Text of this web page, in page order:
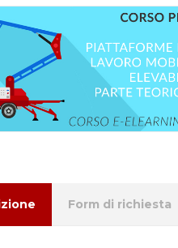
Form di richiesta